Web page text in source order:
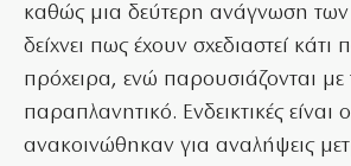
καθώς μια δεύτερη ανάγνωση
δείχνει πως έχουν σχεδιαστεί
πρόχειρα, ενώ παρουσιάζονται με
παραπλανητικό. Ενδεικτικές είναι
ανακοινώθηκαν για αναλήψεις